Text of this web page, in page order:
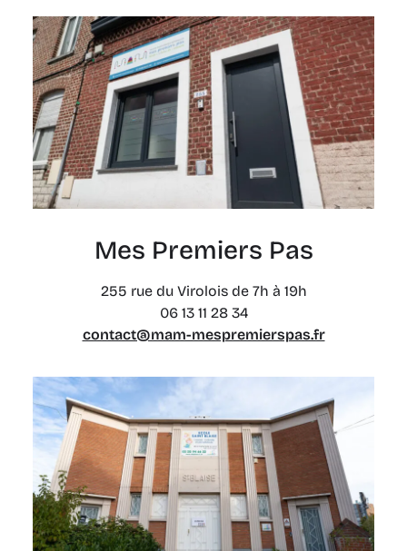
Mes Premiers Pas
255 rue du Virolois de 7h à 19h
06 13 11 28 34
contact@mam-mespremierspas.fr